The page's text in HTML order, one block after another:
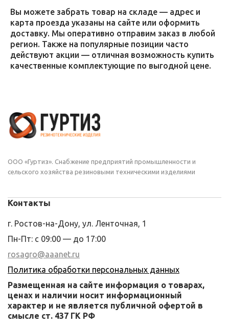
Вы можете забрать товар на складе — адрес и
карта проезда указаны на сайте или оформить
доставку. Мы оперативно отправим заказ в любой
регион. Также на популярные позиции часто
действуют акции — отличная возможность купить
качественные комплектующие по выгодной цене.
ООО «Гуртиз». Снабжение предприятий промышленности и
сельского хозяйства резиновыми техническими изделиями
Контакты
г. Ростов-на-Дону, ул. Ленточная, 1
Пн-Пт: с 09:00 — до 17:00
rosagro@aaanet.ru
Политика обработки персональных данных
Размещенная на сайте информация о товарах,
ценах и наличии носит информационный
характер и не является публичной офертой в
смысле ст. 437 ГК РФ